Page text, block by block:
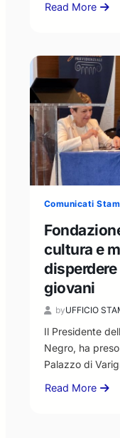
Read More
about
Livio
risponde
all’invito
della
Casa
del
Popolo:
“disponibilità
confronto,
ma
nel
rispetto
dei
ruoli
istituzionali”
Comunicati
cultura e
giovani
byUFFICIO
Il Presidente
Negro, ha
Palazzo di
Read More
about